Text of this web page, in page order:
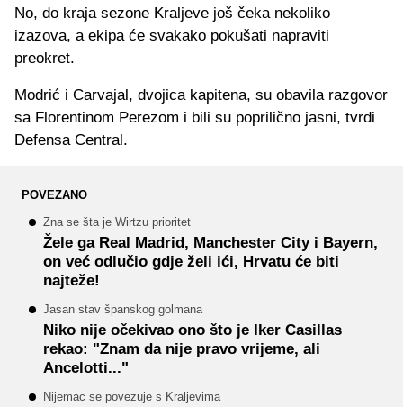
No, do kraja sezone Kraljeve još čeka nekoliko
izazova, a ekipa će svakako pokušati napraviti
preokret.
Modrić i Carvajal, dvojica kapitena, su obavila razgovor
sa Florentinom Perezom i bili su poprilično jasni, tvrdi
Defensa Central.
POVEZANO
Zna se šta je Wirtzu prioritet
Žele ga Real Madrid, Manchester City i Bayern,
on već odlučio gdje želi ići, Hrvatu će biti
najteže!
Jasan stav španskog golmana
Niko nije očekivao ono što je Iker Casillas
rekao: "Znam da nije pravo vrijeme, ali
Ancelotti..."
Nijemac se povezuje s Kraljevima